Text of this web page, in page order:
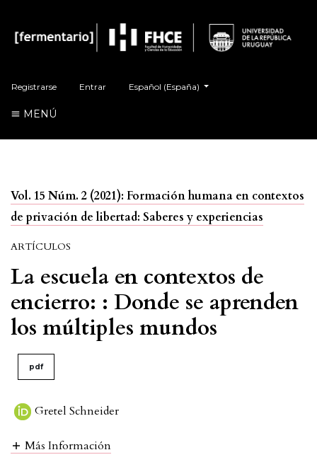
Registrarse Entrar Cambiar el idioma. El actual es:
Español (España)
MENÚ
Vol. 15 Núm. 2 (2021): Formación humana en contextos
de privación de libertad: Saberes y experiencias
ARTÍCULOS
La escuela en contextos de
encierro: : Donde se aprenden
los múltiples mundos
pdf
Gretel Schneider
Más Información